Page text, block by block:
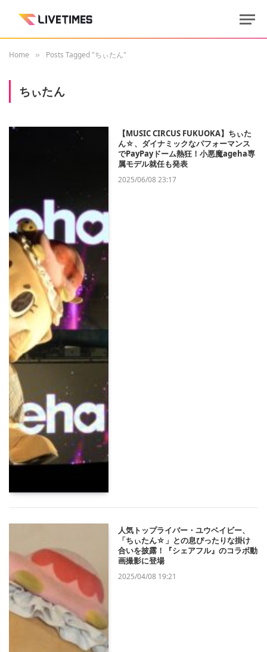
Home » Posts Tagged "ちぃたん"
ちぃたん
【MUSIC CIRCUS FUKUOKA】ちぃた
ん☆、ダイナミックなパフォーマンス
でPayPayドーム熱狂！小悪魔ageha専
属モデル就任も発表
2025/06/08 23:17
人気トップライバー・ユウベイビー、
「ちぃたん☆」との息ぴったりな掛け
合いを披露！『シェアフル』のコラボ動
画撮影に登場
2025/04/08 19:21